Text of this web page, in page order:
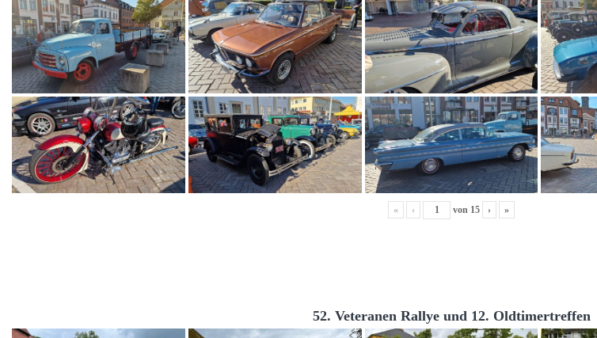
« ‹ von 15 › »
52. Veteranen Rallye und 12. Oldtimertreffen